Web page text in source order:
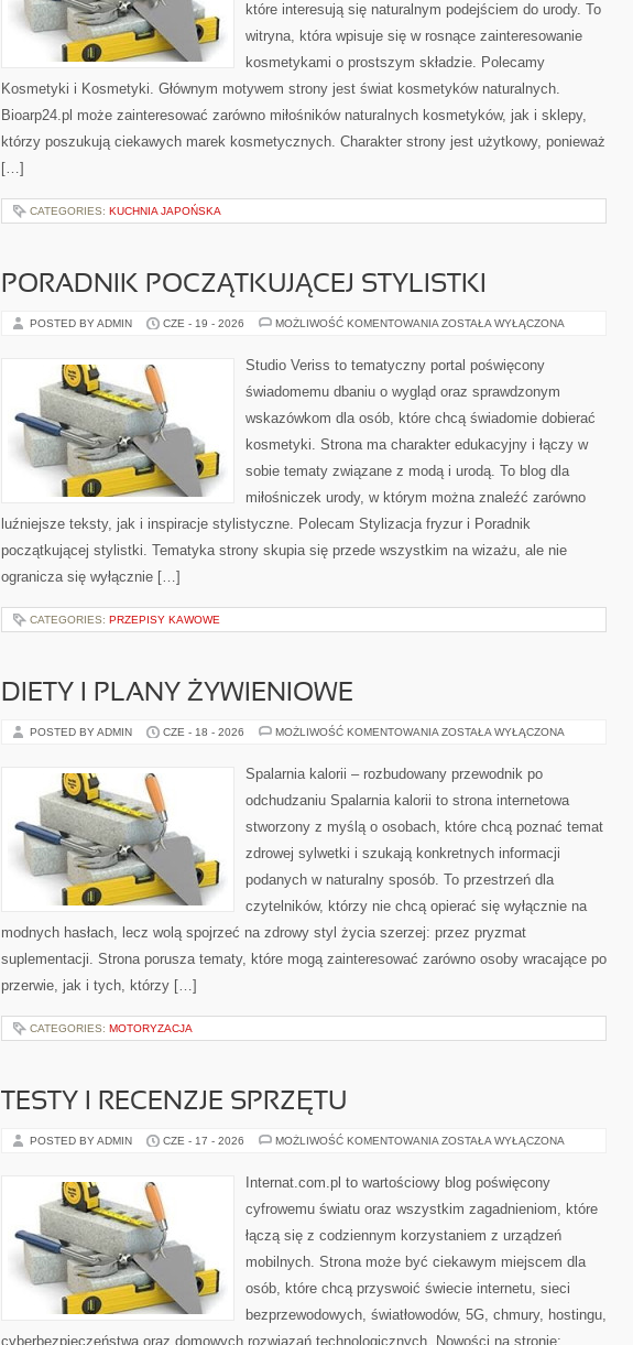
które interesują się naturalnym podejściem do urody. To
witryna, która wpisuje się w rosnące zainteresowanie
kosmetykami o prostszym składzie. Polecamy
Kosmetyki i Kosmetyki. Głównym motywem strony jest świat kosmetyków naturalnych.
Bioarp24.pl może zainteresować zarówno miłośników naturalnych kosmetyków, jak i sklepy,
którzy poszukują ciekawych marek kosmetycznych. Charakter strony jest użytkowy, ponieważ
[…]
CATEGORIES: KUCHNIA JAPOŃSKA
PORADNIK POCZĄTKUJĄCEJ STYLISTKI
POSTED BY ADMIN CZE - 19 - 2026 MOŻLIWOŚĆ KOMENTOWANIA PORADNIK
ZOSTAŁA WYŁĄCZONA
Studio Veriss to tematyczny portal poświęcony
świadomemu dbaniu o wygląd oraz sprawdzonym
wskazówkom dla osób, które chcą świadomie dobierać
kosmetyki. Strona ma charakter edukacyjny i łączy w
sobie tematy związane z modą i urodą. To blog dla
miłośniczek urody, w którym można znaleźć zarówno
luźniejsze teksty, jak i inspiracje stylistyczne. Polecam Stylizacja fryzur i Poradnik
początkującej stylistki. Tematyka strony skupia się przede wszystkim na wizażu, ale nie
ogranicza się wyłącznie […]
CATEGORIES: PRZEPISY KAWOWE
DIETY I PLANY ŻYWIENIOWE
POSTED BY ADMIN CZE - 18 - 2026 MOŻLIWOŚĆ KOMENTOWANIA DIETY
ŻYWIENIOWE
ZOSTAŁA WYŁĄCZONA
Spalarnia kalorii – rozbudowany przewodnik po
odchudzaniu Spalarnia kalorii to strona internetowa
stworzony z myślą o osobach, które chcą poznać temat
zdrowej sylwetki i szukają konkretnych informacji
podanych w naturalny sposób. To przestrzeń dla
czytelników, którzy nie chcą opierać się wyłącznie na
modnych hasłach, lecz wolą spojrzeć na zdrowy styl życia szerzej: przez pryzmat
suplementacji. Strona porusza tematy, które mogą zainteresować zarówno osoby wracające po
przerwie, jak i tych, którzy […]
CATEGORIES: MOTORYZACJA
TESTY I RECENZJE SPRZĘTU
POSTED BY ADMIN CZE - 17 - 2026 MOŻLIWOŚĆ KOMENTOWANIA TESTY
SPRZĘTU
ZOSTAŁA WYŁĄCZONA
Internat.com.pl to wartościowy blog poświęcony
cyfrowemu światu oraz wszystkim zagadnieniom, które
łączą się z codziennym korzystaniem z urządzeń
mobilnych. Strona może być ciekawym miejscem dla
osób, które chcą przyswoić świecie internetu, sieci
bezprzewodowych, światłowodów, 5G, chmury, hostingu,
cyberbezpieczeństwa oraz domowych rozwiązań technologicznych. Nowości na stronie: